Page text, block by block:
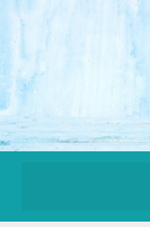
Aller
au
contenu